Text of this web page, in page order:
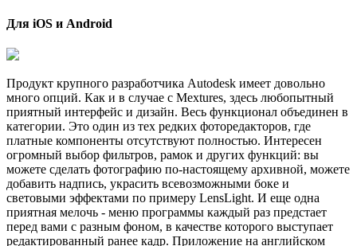
Для iOS и Android
Продукт крупного разработчика Autodesk имеет довольно
много опций. Как и в случае с Mextures, здесь любопытный
приятный интерфейс и дизайн. Весь функционал объединен в
категории. Это один из тех редких фоторедакторов, где
платные компоненты отсутствуют полностью. Интересен
огромный выбор фильтров, рамок и других функций: вы
можете сделать фотографию по-настоящему архивной, можете
добавить надпись, украсить всевозможными боке и
световыми эффектами по примеру LensLight. И еще одна
приятная мелочь - меню программы каждый раз предстает
перед вами с разным фоном, в качестве которого выступает
редактированный ранее кадр. Приложение на английском